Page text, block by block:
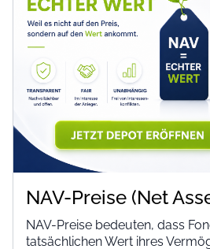
NAV-Preise (Net
NAV-Preise bedeuten, dass
tatsächlichen Wert ihres